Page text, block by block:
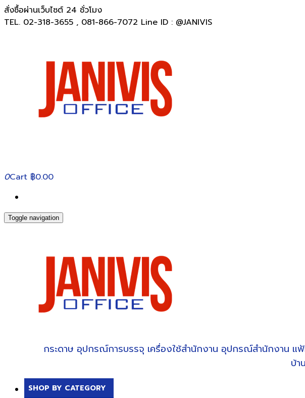
สั่งซื้อผ่านเว็บไซต์ 24 ชั่วโมง
TEL. 02-318-3655 , 081-866-7072 Line ID : @JANIVIS
0Cart ฿0.00
Toggle navigation
กระดาษ อุปกรณ์การบรรจุ เครื่องใช้สำนักงาน อุปกรณ์สำนักงาน แ
บ้า
SHOP BY CATEGORY